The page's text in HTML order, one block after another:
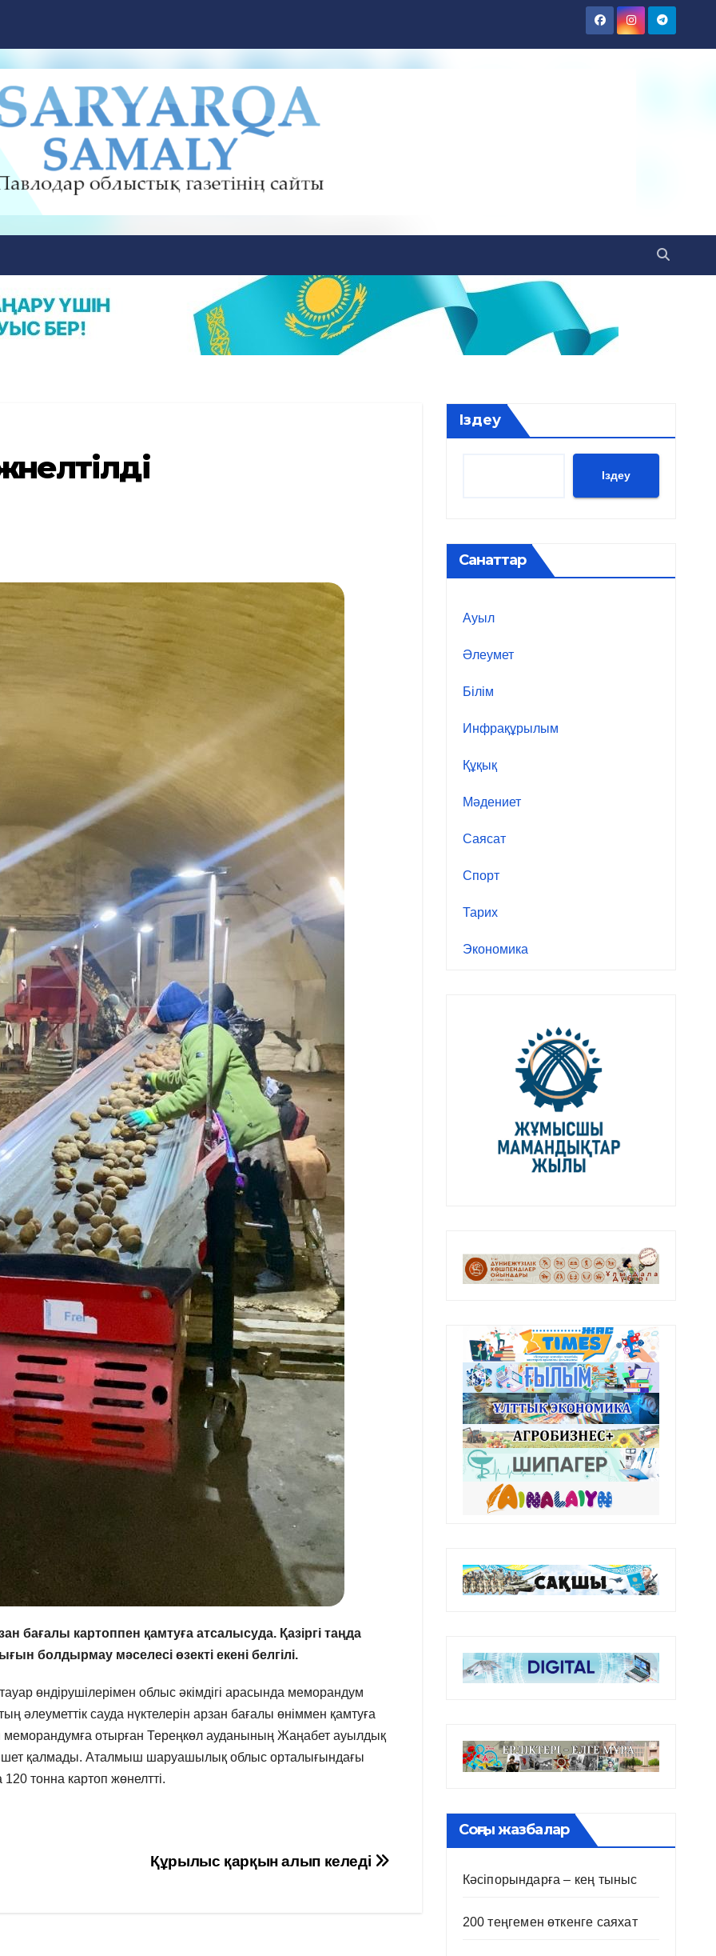
бағалы картоппен қамтуға атсалысуда. Қазіргі таңда
болдырмау мәселесі өзекті екені белгілі.
өндірушілерімен облыс әкімдігі арасында меморандум
сауда нүктелерін арзан бағалы өніммен қамтуға
меморандумға отырған Тереңкөл ауданының Жаңабет ауылдық
шет қалмады. Аталмыш шаруашылық облыс орталығындағы
тонна картоп жөнелтті.
Құрылыс қарқын алып келеді
Іздеу
Іздеу
Санаттар
Ауыл
Әлеумет
Білім
Инфрақұрылым
Құқық
Мәдениет
Саясат
Спорт
Тарих
Экономика
Соңғы жазбалар
Кәсіпорындарға – кең тыныс
200 теңгемен өткенге саяхат